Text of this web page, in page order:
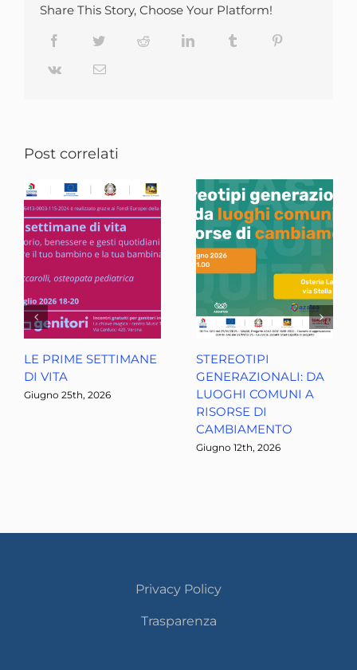
Share This Story, Choose Your Platform!
Facebook Twitter Reddit LinkedIn Tumblr
Vk Email
Post correlati
LE PRIME SETTIMANE
DI VITA
Giugno 25th, 2026
STEREOTIPI
GENERAZIONALI: DA
LUOGHI COMUNI A
RISORSE DI
CAMBIAMENTO
Giugno 12th, 2026
Privacy Policy
Trasparenza